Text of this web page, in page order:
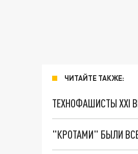
ЧИТАЙТЕ ТАКЖЕ:
ТЕХНОФАШИСТЫ XXI
"КРОТАМИ" БЫЛИ